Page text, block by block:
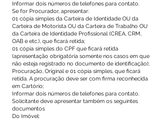
Informar dois números de telefones para contato.
Se for Procurador, apresentar:
01 cópia simples da Carteira de Identidade OU da
Carteira de Motorista OU da Carteira de Trabalho OU
da Carteira de Identidade Profissional (CREA, CRM,
OAB e etc.), que ficará retida;
01 cópia simples do CPF que ficará retida
(apresentação obrigatória somente nos casos em que
não esteja registrado no documento de identificação);
Procuração, Original e 01 cópia simples, que ficará
retida. A procuração deve ser com firma reconhecida
em Cartório;
Informar dois números de telefones para contato.
Solicitante deve apresentar também os seguintes
documentos
Do Imóvel: